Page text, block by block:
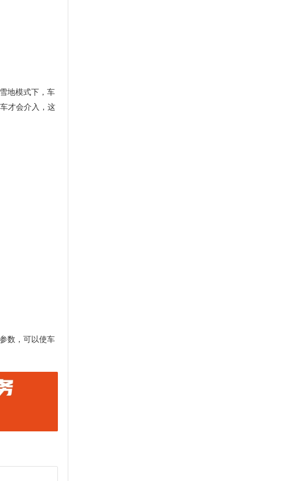
地模式下，车
才会介入，这
数，可以使车